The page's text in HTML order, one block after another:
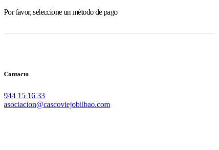
Por favor, seleccione un método de pago
Contacto
944 15 16 33
asociacion@cascoviejobilbao.com